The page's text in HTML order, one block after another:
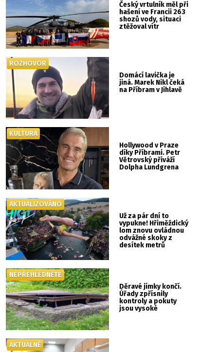
Český vrtulník měl při
hašení ve Francii 263
shozů vody, situaci
ztěžoval vítr
Domácí lavička je
jiná. Marek Nikl čeká
na Příbram v Jihlavě
ROZHOVOR
Hollywood v Praze
díky Příbrami. Petr
Větrovský přiváží
Dolpha Lundgrena
KULTURA
Už za pár dní to
vypukne! Hřiměždický
lom znovu ovládnou
odvážné skoky z
desítek metrů
AKTUALIZOVÁNO
Děravé jímky končí.
Úřady zpřísnily
kontroly a pokuty
jsou vysoké
NEPŘEHLÉDNĚTE
AKTUÁLNĚ